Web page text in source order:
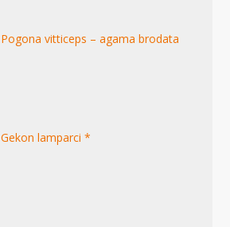
Pogona vitticeps – agama brodata
Gekon lamparci *